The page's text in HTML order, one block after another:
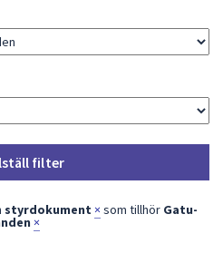
dem.
filter
styrdokument × som tillhör Gatu-
×